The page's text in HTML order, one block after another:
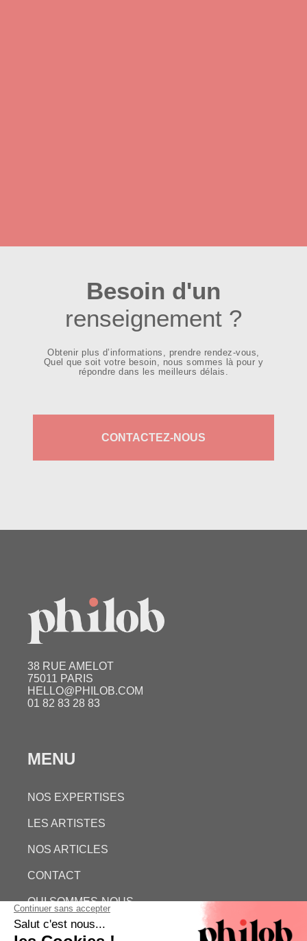
Besoin d'un
renseignement ?
Obtenir plus d’informations, prendre rendez-vous,
Quel que soit votre besoin, nous sommes là pour y
répondre dans les meilleurs délais.
CONTACTEZ-NOUS
38 RUE AMELOT
75011 PARIS
HELLO@PHILOB.COM
01 82 83 28 83
MENU
NOS EXPERTISES
LES ARTISTES
NOS ARTICLES
CONTACT
QUI SOMMES-NOUS
ESTIMATION GRATUITE